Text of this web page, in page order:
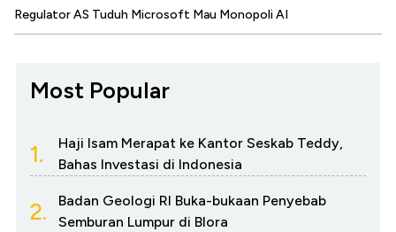
Regulator AS Tuduh Microsoft Mau Monopoli AI
Most Popular
1.
Haji Isam Merapat ke Kantor Seskab Teddy,
Bahas Investasi di Indonesia
2.
Badan Geologi RI Buka-bukaan Penyebab
Semburan Lumpur di Blora